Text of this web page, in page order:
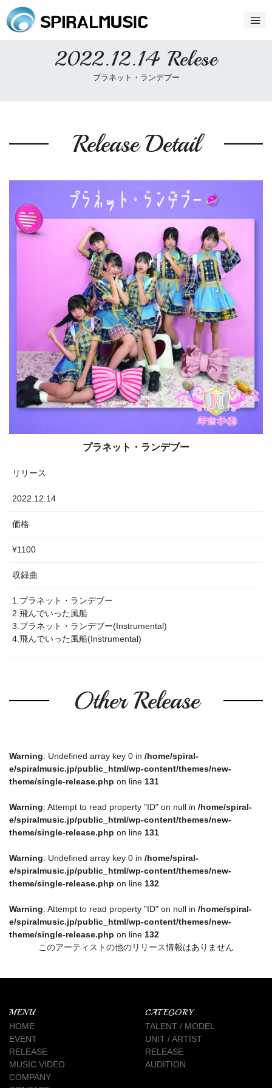
2022.12.14 Relese
プラネット・ランデブー
Release Detail
プラネット・ランデブー
リリース
2022.12.14
価格
¥1100
収録曲
1.プラネット・ランデブー
2.飛んでいった風船
3.プラネット・ランデブー(Instrumental)
4.飛んでいった風船(Instrumental)
Other Release
Warning: Undefined array key 0 in /home/spiral-
e/spiralmusic.jp/public_html/wp-content/themes/new-
theme/single-release.php on line 131
Warning: Attempt to read property "ID" on null in /home/spiral-
e/spiralmusic.jp/public_html/wp-content/themes/new-
theme/single-release.php on line 131
Warning: Undefined array key 0 in /home/spiral-
e/spiralmusic.jp/public_html/wp-content/themes/new-
theme/single-release.php on line 132
Warning: Attempt to read property "ID" on null in /home/spiral-
e/spiralmusic.jp/public_html/wp-content/themes/new-
theme/single-release.php on line 132
このアーティストの他のリリース情報はありません
MENU
HOME
EVENT
RELEASE
MUSIC VIDEO
COMPANY
CATEGORY
TALENT / MODEL
UNIT / ARTIST
RELEASE
AUDITION